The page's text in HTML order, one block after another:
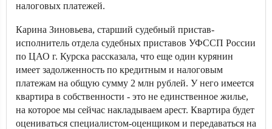
налоговых платежей.
Карина Зиновьева, старший судебный пристав-
исполнитель отдела судебных приставов УФССП России
по ЦАО г. Курска рассказала, что еще один курянин
имеет задолженность по кредитным и налоговым
платежам на общую сумму 2 млн рублей. У него имеется
квартира в собственности - это не единственное жилье,
на которое мы сейчас накладываем арест. Квартира будет
оцениваться специалистом-оценщиком и передаваться на